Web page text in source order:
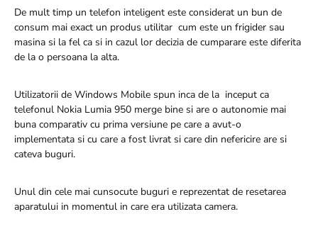
De mult timp un telefon inteligent este considerat un bun de
consum mai exact un produs utilitar cum este un frigider sau
masina si la fel ca si in cazul lor decizia de cumparare este diferita
de la o persoana la alta.
Utilizatorii de Windows Mobile spun inca de la inceput ca
telefonul Nokia Lumia 950 merge bine si are o autonomie mai
buna comparativ cu prima versiune pe care a avut-o
implementata si cu care a fost livrat si care din nefericire are si
cateva buguri.
Unul din cele mai cunsocute buguri e reprezentat de resetarea
aparatului in momentul in care era utilizata camera.